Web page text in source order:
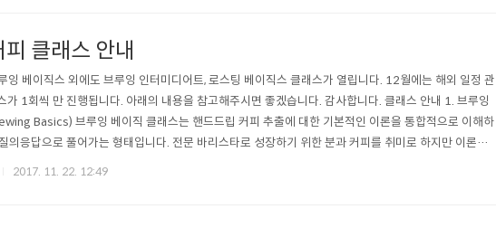
클래스 안내
잉 베이직스 외에도 브루잉 인터미디어트, 로스팅 베이직스 클래스가 열립니다. 12월에는 해외 일정 관
가 1회씩 만 진행됩니다. 아래의 내용을 참고해주시면 좋겠습니다. 감사합니다. 클래스 안내 1. 브루잉
Basics) 브루잉 베이직 클래스는 핸드드립 커피 추출에 대한 기본적인 이론을 통합적으로 이해하
의응답으로 풀어가는 형태입니다. 전문 바리스타로 성장하기 위한 분과 커피를 취미로 하지만 이론적/
우기 원하시는 분을 위한 자리입니다. 강의 내용 자세히 알아보기 2. 브루잉 인터미디어트 (Brewing Int
2017. 11. 22. 12:49